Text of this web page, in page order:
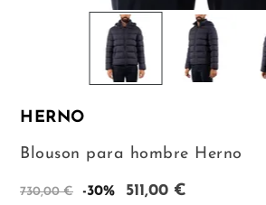
HERNO
Blouson para hombre Herno
730,00 € -30% 511,00 €